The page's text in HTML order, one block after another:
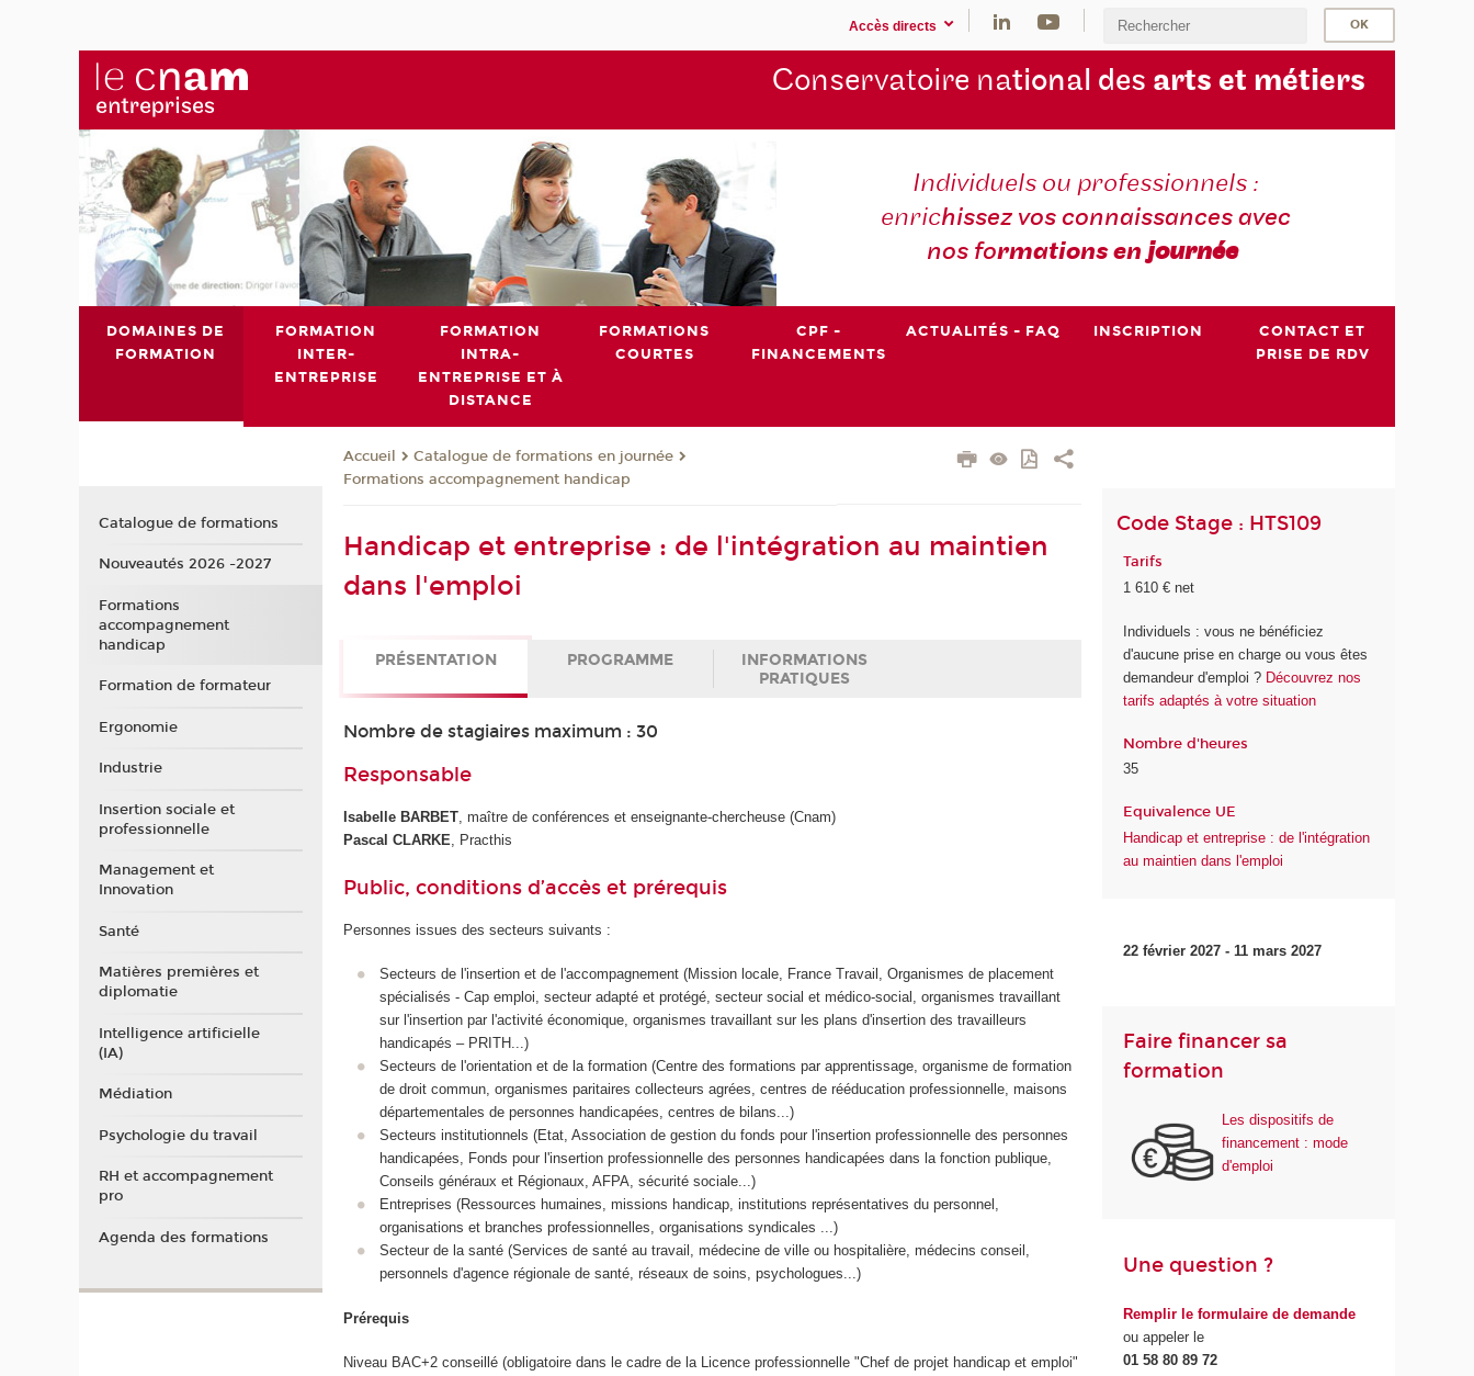
Accès directs
Conservatoire national des arts et métiers
Individuels ou professionnels :
enrichissez vos connaissances avec
nos formations enjournée
DOMAINES DE
FORMATION
FORMATION
INTER-
ENTREPRISE
FORMATION
INTRA-
ENTREPRISE ET À
DISTANCE
FORMATIONS
COURTES
CPF -
FINANCEMENTS
ACTUALITÉS - FAQ INSCRIPTION
CONTACT ET
PRISE DE RDV
Accueil
Catalogue de formations en journée
Formations accompagnement handicap
Handicap et entreprise : de l'intégration au maintien
dans l'emploi
PRÉSENTATION PROGRAMME
INFORMATIONS
PRATIQUES
Nombre de stagiaires maximum : 30
Responsable
Isabelle BARBET, maître de conférences et enseignante-chercheuse (Cnam)
Pascal CLARKE, Practhis
Public, conditions d’accès et prérequis
Personnes issues des secteurs suivants :
Secteurs de l'insertion et de l'accompagnement (Mission locale, France Travail, Organismes de placement
spécialisés - Cap emploi, secteur adapté et protégé, secteur social et médico-social, organismes travaillant
sur l'insertion par l'activité économique, organismes travaillant sur les plans d'insertion des travailleurs
handicapés – PRITH...)
Secteurs de l'orientation et de la formation (Centre des formations par apprentissage, organisme de formation
de droit commun, organismes paritaires collecteurs agrées, centres de rééducation professionnelle, maisons
départementales de personnes handicapées, centres de bilans...)
Secteurs institutionnels (Etat, Association de gestion du fonds pour l'insertion professionnelle des personnes
handicapées, Fonds pour l'insertion professionnelle des personnes handicapées dans la fonction publique,
Conseils généraux et Régionaux, AFPA, sécurité sociale...)
Entreprises (Ressources humaines, missions handicap, institutions représentatives du personnel,
organisations et branches professionnelles, organisations syndicales ...)
Secteur de la santé (Services de santé au travail, médecine de ville ou hospitalière, médecins conseil,
personnels d'agence régionale de santé, réseaux de soins, psychologues...)
Prérequis
Niveau BAC+2 conseillé (obligatoire dans le cadre de la Licence professionnelle "Chef de projet handicap et emploi"
Code Stage : HTS109
Tarifs
1 610 € net
Individuels : vous ne bénéficiez
d'aucune prise en charge ou vous êtes
demandeur d'emploi ? Découvrez nos
tarifs adaptés à votre situation
Nombre d'heures
35
Equivalence UE
Handicap et entreprise : de l'intégration
au maintien dans l'emploi
22 février 2027 - 11 mars 2027
Faire financer sa
formation
Les dispositifs de
financement : mode
d'emploi
Une question ?
Remplir le formulaire de demande
ou appeler le
01 58 80 89 72
Catalogue de formations
Nouveautés 2026 -2027
Formations
accompagnement
handicap
Formation de formateur
Ergonomie
Industrie
Insertion sociale et
professionnelle
Management et
Innovation
Santé
Matières premières et
diplomatie
Intelligence artificielle
(IA)
Médiation
Psychologie du travail
RH et accompagnement
pro
Agenda des formations